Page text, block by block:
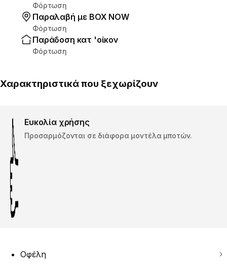
Φόρτωση
Παραλαβή με ΒΟΧ ΝΟW
Φόρτωση
Παράδοση κατ 'οίκον
Φόρτωση
Χαρακτηριστικά που ξεχωρίζουν
Ευκολία χρήσης
Προσαρμόζονται σε διάφορα μοντέλα μποτών.
Οφέλη